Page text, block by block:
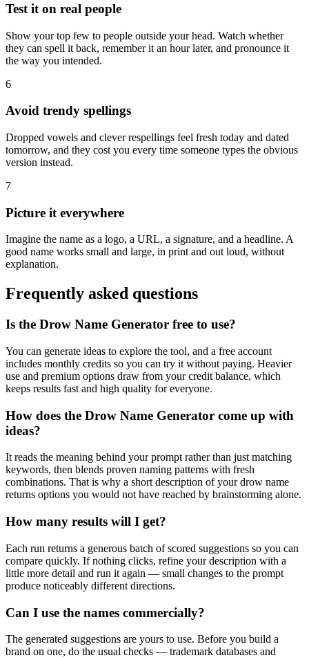
Test it on real people
Show your top few to people outside your head. Watch whether
they can spell it back, remember it an hour later, and pronounce it
the way you intended.
6
Avoid trendy spellings
Dropped vowels and clever respellings feel fresh today and dated
tomorrow, and they cost you every time someone types the obvious
version instead.
7
Picture it everywhere
Imagine the name as a logo, a URL, a signature, and a headline. A
good name works small and large, in print and out loud, without
explanation.
Frequently asked questions
Is the Drow Name Generator free to use?
You can generate ideas to explore the tool, and a free account
includes monthly credits so you can try it without paying. Heavier
use and premium options draw from your credit balance, which
keeps results fast and high quality for everyone.
How does the Drow Name Generator come up with
ideas?
It reads the meaning behind your prompt rather than just matching
keywords, then blends proven naming patterns with fresh
combinations. That is why a short description of your drow name
returns options you would not have reached by brainstorming alone.
How many results will I get?
Each run returns a generous batch of scored suggestions so you can
compare quickly. If nothing clicks, refine your description with a
little more detail and run it again — small changes to the prompt
produce noticeably different directions.
Can I use the names commercially?
The generated suggestions are yours to use. Before you build a
brand on one, do the usual checks — trademark databases and